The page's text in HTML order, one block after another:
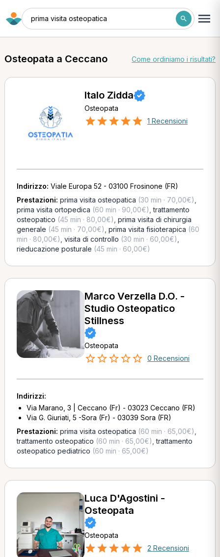
prima visita osteopatica
Osteopata a Ceccano Come ordiniamo i risultati?
Italo Zidda
Osteopata
1 Recensioni
Indirizzo: Viale Europa 52 - 03100 Frosinone (FR)
Prestazioni: prima visita osteopatica (30 min · 70,00€)
prima visita ortopedica (60 min · 90,00€) ,trattamento
osteopatico (45 min · 80,00€) prima visita di chirurgia
generale (45 min · 70,00€) prima visita fisioterapica (60
min · 80,00€) visita di controllo (30 min · 60,00€)
rieducazione posturale (45 min · 60,00€)
Marco Verzella D.O. -
Studio Osteopatico
Stillness
Osteopata
0 Recensioni
Indirizzi:
Via Marano, 3 | Ceccano (Fr) - 03023 Ceccano (FR)
Via G. Giuriati, 5 -Sora (Fr) - 03039 Sora (FR)
Prestazioni: prima visita osteopatica (60 min · 65,00€)
trattamento osteopatico (60 min · 65,00€) ,trattamento
osteopatico pediatrico (60 min · 65,00€)
Luca D'Agostini -
Osteopata
Osteopata
2 Recensioni